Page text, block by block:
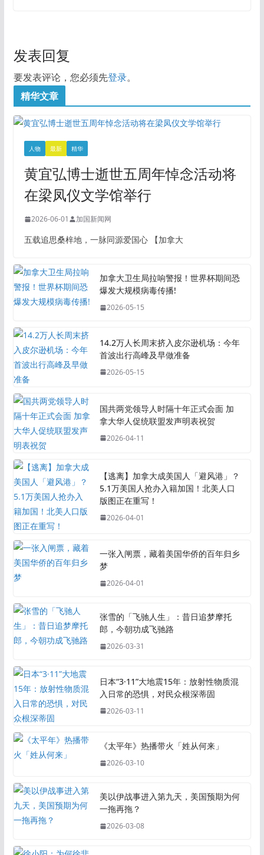
发表回复
要发表评论，您必须先登录。
精华文章
人物 最新 精华
黄宜弘博士逝世五周年悼念活动将
在梁凤仪文学馆举行
2026-06-01 加国新闻网
五载追思桑梓地，一脉同源爱国心 【加拿大
加拿大卫生局拉响警报！世界杯期间恐
爆发大规模病毒传播!
2026-05-15
14.2万人长周末挤入皮尔逊机场：今年
首波出行高峰及早做准备
2026-05-15
国共两党领导人时隔十年正式会面 加
拿大华人促统联盟发声明表祝贺
2026-04-11
【逃离】加拿大成美国人「避风港」？
5.1万美国人抢办入籍加国！北美人口
版图正在重写！
2026-04-01
一张入闸票，藏着美国华侨的百年归乡
梦
2026-04-01
张雪的「飞驰人生」：昔日追梦摩托
郎，今朝功成飞驰路
2026-03-31
日本“3·11”大地震15年：放射性物质混
入日常的恐惧，对民众根深蒂固
2026-03-11
《太平年》热播带火「姓从何来」
2026-03-10
美以伊战事进入第九天，美国预期为何
一拖再拖？
2026-03-08